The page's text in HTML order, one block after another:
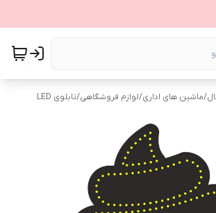
/ماشین های اداری/لوازم فروشگاهی/تابلوی LED